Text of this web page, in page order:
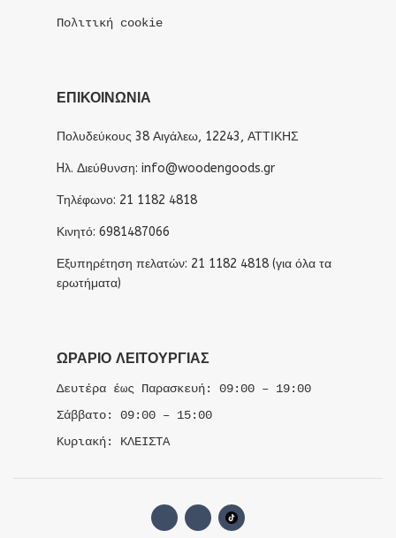
Πολιτική cookie
ΕΠΙΚΟΙΝΩΝΙΑ
Πολυδεύκους 38 Αιγάλεω, 12243, ΑΤΤΙΚΗΣ
Hλ. Διεύθυνση: info@woodengoods.gr
Τηλέφωνο: 21 1182 4818
Κινητό: 6981487066
Εξυπηρέτηση πελατών: 21 1182 4818 (για όλα τα
ερωτήματα)
ΩΡΆΡΙΟ ΛΕΙΤΟΥΡΓΊΑΣ
Δευτέρα έως Παρασκευή: 09:00 – 19:00
Σάββατο: 09:00 – 15:00
Κυριακή: ΚΛΕΙΣΤΑ